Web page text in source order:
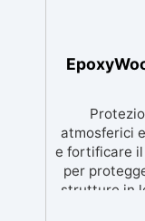
atmosferici
e fortificare il
per
strutture in